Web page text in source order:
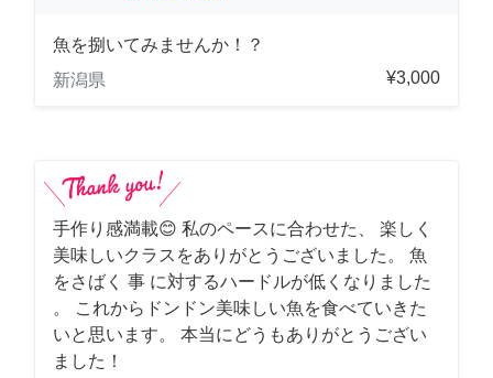
魚を捌いてみませんか！？
新潟県
¥3,000
手作り感満載😊 私のペースに合わせた、 楽しく
美味しいクラスをありがとうございました。 魚
をさばく 事 に対するハードルが低くなりました
。 これからドンドン美味しい魚を食べていきた
いと思います。 本当にどうもありがとうござい
ました！